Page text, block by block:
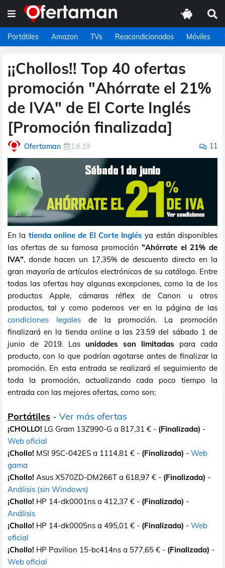
Portátiles Amazon TVs Reacondicionados Móviles
¡¡Chollos!! Top 40 ofertas
promoción "Ahórrate el 21%
de IVA" de El Corte Inglés
[Promoción finalizada]
Ofertaman 1.6.19 11
En la tienda online de El Corte Inglés ya están disponibles
las ofertas de su famosa promoción"Ahórrate el 21% de
IVA", donde hacen un 17,35% de descuento directo en la
gran mayoría de artículos electrónicos de su catálogo. Entre
todas las ofertas hay algunas excepciones, como la de los
productos Apple, cámaras réflex de Canon u otros
productos, tal y como podemos ver en la página de las
condiciones legalesde la promoción. La promoción
finalizará en la tienda online a las 23.59 del sábado 1 de
junio de 2019. Las unidades son limitadas para cada
producto, con lo que podrían agotarse antes de finalizar la
promoción. En esta entrada se realizará el seguimiento de
toda la promoción, actualizando cada poco tiempo la
entrada con las mejores ofertas, como son:
Portátiles - Ver más ofertas
¡CHOLLO! LG Gram 13Z990-G a 817,31 € - (Finalizada) -
Web oficial
¡Chollo! MSI 9SC-042ES a 1114,81 € - (Finalizada) - Web
gama
¡Chollo! Asus X570ZD-DM266T a 618,97 € - (Finalizada) -
Análisis (sin Windows)
¡Chollo! HP 14-dk0001ns a 412,37 € - (Finalizada) -
Análisis
¡Chollo! HP 14-dk0005ns a 495,01 € - (Finalizada) - Web
oficial
¡Chollo! HP Pavilion 15-bc414ns a 577,65 € - (Finalizada) -
Web oficial